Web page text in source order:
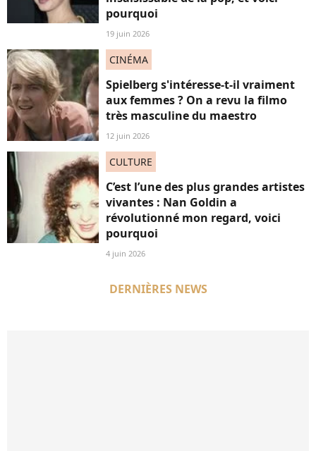
pourquoi
19 juin 2026
CINÉMA
Spielberg s'intéresse-t-il vraiment
aux femmes ? On a revu la filmo
très masculine du maestro
12 juin 2026
CULTURE
C’est l’une des plus grandes artistes
vivantes : Nan Goldin a
révolutionné mon regard, voici
pourquoi
4 juin 2026
DERNIÈRES NEWS